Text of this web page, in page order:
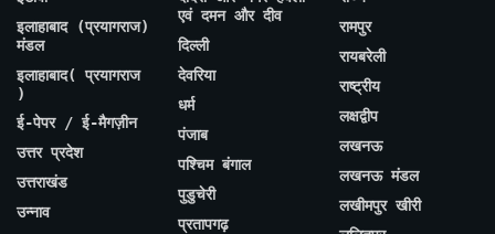
इलाहाबाद (प्रयागराज)
मंडल
इलाहाबाद( प्रयागराज
)
ई-पेपर / ई-मैगज़ीन
उत्तर प्रदेश
उत्तराखंड
उन्नाव
एवं दमन और दीव
दिल्ली
देवरिया
धर्म
पंजाब
पश्चिम बंगाल
पुडुचेरी
प्रतापगढ़
रामपुर
रायबरेली
राष्ट्रीय
लक्षद्वीप
लखनऊ
लखनऊ मंडल
लखीमपुर खीरी